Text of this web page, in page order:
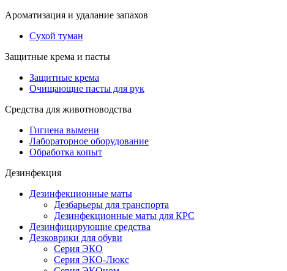
Ароматизация и удалание запахов
Сухой туман
Защитные крема и пасты
Защитные крема
Очищающие пасты для рук
Средства для животноводства
Гигиена вымени
Лабораторное оборудование
Обработка копыт
Дезинфекция
Дезинфекционные маты
Дезбарьеры для транспорта
Дезинфекционные маты для КРС
Дезинфицирующие средства
Дезковрики для обуви
Серия ЭКО
Серия ЭКО-Люкс